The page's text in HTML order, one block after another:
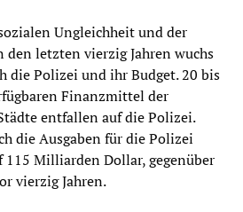
Ungleichheit und der
den letzten vierzig Jahren wuchs
die Polizei und ihr Budget. 20 bis
Finanzmittel der
entfallen auf die Polizei.
die Ausgaben für die Polizei
Milliarden Dollar, gegenüber
vierzig Jahren.